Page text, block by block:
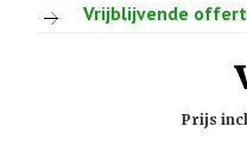
Vrijblijvende
Prijs